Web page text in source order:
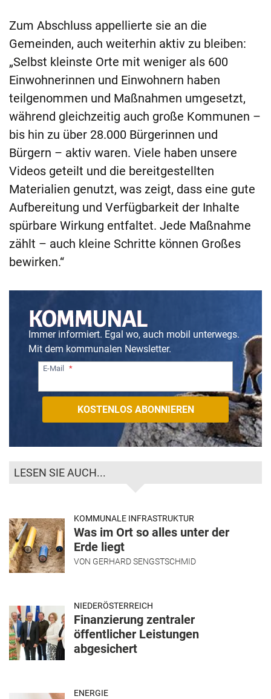
Zum Abschluss appellierte sie an die
Gemeinden, auch weiterhin aktiv zu bleiben:
„Selbst kleinste Orte mit weniger als 600
Einwohnerinnen und Einwohnern haben
teilgenommen und Maßnahmen umgesetzt,
während gleichzeitig auch große Kommunen –
bis hin zu über 28.000 Bürgerinnen und
Bürgern – aktiv waren. Viele haben unsere
Videos geteilt und die bereitgestellten
Materialien genutzt, was zeigt, dass eine gute
Aufbereitung und Verfügbarkeit der Inhalte
spürbare Wirkung entfaltet. Jede Maßnahme
zählt – auch kleine Schritte können Großes
bewirken.“
Immer informiert. Egal wo, auch mobil unterwegs.
Mit dem kommunalen Newsletter.
E-Mail
LESEN SIE AUCH...
KOMMUNALE INFRASTRUKTUR
Was im Ort so alles unter der
Erde liegt
VON GERHARD SENGSTSCHMID
NIEDERÖSTERREICH
Finanzierung zentraler
öffentlicher Leistungen
abgesichert
ENERGIE